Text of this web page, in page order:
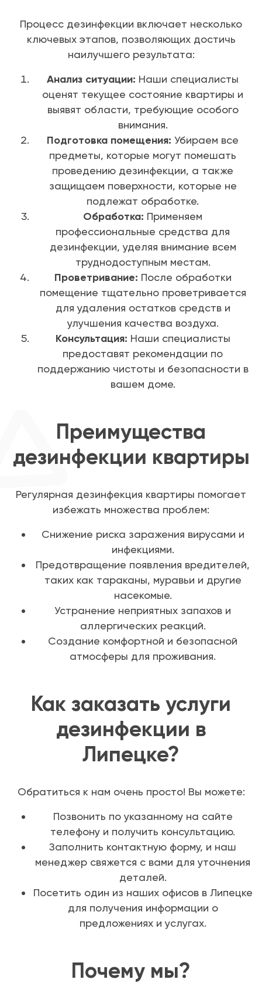
Процесс дезинфекции включает несколько
ключевых этапов, позволяющих достичь
наилучшего результата:
Анализ ситуации: Наши специалисты
оценят текущее состояние квартиры и
выявят области, требующие особого
внимания.
Подготовка помещения: Убираем все
предметы, которые могут помешать
проведению дезинфекции, а также
защищаем поверхности, которые не
подлежат обработке.
Обработка: Применяем
профессиональные средства для
дезинфекции, уделяя внимание всем
труднодоступным местам.
Проветривание: После обработки
помещение тщательно проветривается
для удаления остатков средств и
улучшения качества воздуха.
Консультация: Наши специалисты
предоставят рекомендации по
поддержанию чистоты и безопасности в
вашем доме.
Преимущества
дезинфекции квартиры
Регулярная дезинфекция квартиры помогает
избежать множества проблем:
Снижение риска заражения вирусами и
инфекциями.
Предотвращение появления вредителей,
таких как тараканы, муравьи и другие
насекомые.
Устранение неприятных запахов и
аллергических реакций.
Создание комфортной и безопасной
атмосферы для проживания.
Как заказать услуги
дезинфекции в
Липецке?
Обратиться к нам очень просто! Вы можете:
Позвонить по указанному на сайте
телефону и получить консультацию.
Заполнить контактную форму, и наш
менеджер свяжется с вами для уточнения
деталей.
Посетить один из наших офисов в Липецке
для получения информации о
предложениях и услугах.
Почему мы?